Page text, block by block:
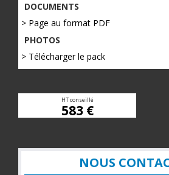
DOCUMENTS
> Page au format PDF
PHOTOS
> Télécharger le pack
HT conseillé
583 €
NOUS